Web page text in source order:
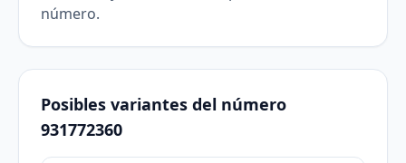
número.
Posibles variantes del número
931772360